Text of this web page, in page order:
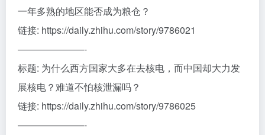
一年多熟的地区能否成为粮仓？
链接: https://daily.zhihu.com/story/9786021
———————-
标题: 为什么西方国家大多在去核电，而中国却大力发
展核电？难道不怕核泄漏吗？
链接: https://daily.zhihu.com/story/9786025
———————-